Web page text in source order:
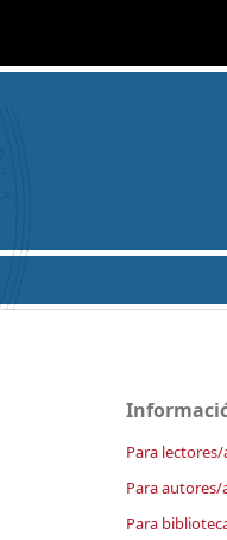
Para lectores/
Para autores/
Para